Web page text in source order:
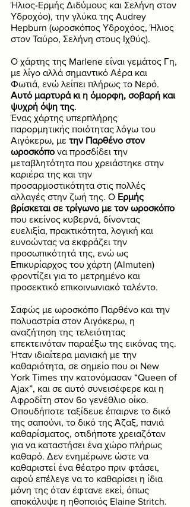
Ήλιος-Ερμής Διδύμους και Σελήνη στον
Υδροχόο), την γλύκα της Audrey
Hepburn (ωροσκόπος Υδροχόος, Ήλιος
στον Ταύρο, Σελήνη στους Ιχθύς).
Ο χάρτης της Marlene είναι γεμάτος Γη,
με λίγο αλλά σημαντικό Αέρα και
Φωτιά, ενώ λείπει πλήρως το Νερό.
Αυτό μαρτυρά κι η όμορφη, σοβαρή και
ψυχρή όψη της.
Ένας χάρτης υπερπλήρης
παρορμητικής ποιότητας λόγω του
Αιγόκερω, με την Παρθένο στον
ωροσκόπο να προσδίδει την
μεταβλητότητα που χρειάστηκε στην
καριέρα της και την
προσαρμοστικότητα στις πολλές
αλλαγές στην ζωή της. Ο Ερμής
βρίσκεται σε τρίγωνο με τον ωροσκόπο
που εκείνος κυβερνά, δίνοντας
ευελιξία, πρακτικότητα, λογική και
ευνοώντας να εκφράζει την
προσωπικότητά της, ενώ ως
Επικυρίαρχος του χάρτη (Almuten)
φροντίζει για το μετρημένο και
προσεκτικό επικοινωνιακό ταλέντο.
Σαφώς με ωροσκόπο Παρθένο και την
πολυαστρία στον Αιγόκερω, η
αναζήτηση της τελειότητας
επεκτεινόταν παραέξω της εικόνας της.
Ήταν ιδιαίτερα μανιακή με την
καθαριότητα, σε σημείο που οι New
York Times την κατονόμασαν “Queen of
Ajax”, και σε αυτό συνεισέφερε και η
Αφροδίτη στον 6ο γενέθλιο οίκο.
Οπουδήποτε ταξίδευε έπαιρνε το δικό
της σαπούνι, το δικό της Άζαξ, πανιά
καθαρίσματος, οτιδήποτε χρειαζόταν
για να καταστήσει ένα χώρο πλήρως
καθαρό. Δεν ενημέρωνε ώστε να
καθαριστεί ένα θέατρο πριν φτάσει,
αφού επέλεγε να το καθαρίσει η ίδια
μόνη της όταν έφτανε εκεί, όπως
αποκάλυψε η ηθοποιός Elaine Stritch.